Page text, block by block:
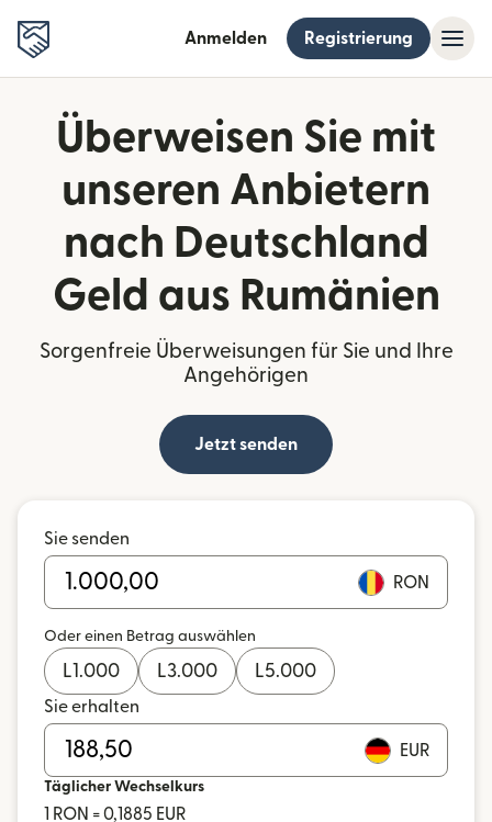
Anmelden Registrierung
Überweisen Sie mit
unseren Anbietern
nach Deutschland
Geld aus Rumänien
Sorgenfreie Überweisungen für Sie und Ihre
Angehörigen
Jetzt senden
Sie senden
RON
Oder einen Betrag auswählen
L1.000 L3.000 L5.000
Sie erhalten
EUR
Täglicher Wechselkurs
1 RON = 0,1885 EUR